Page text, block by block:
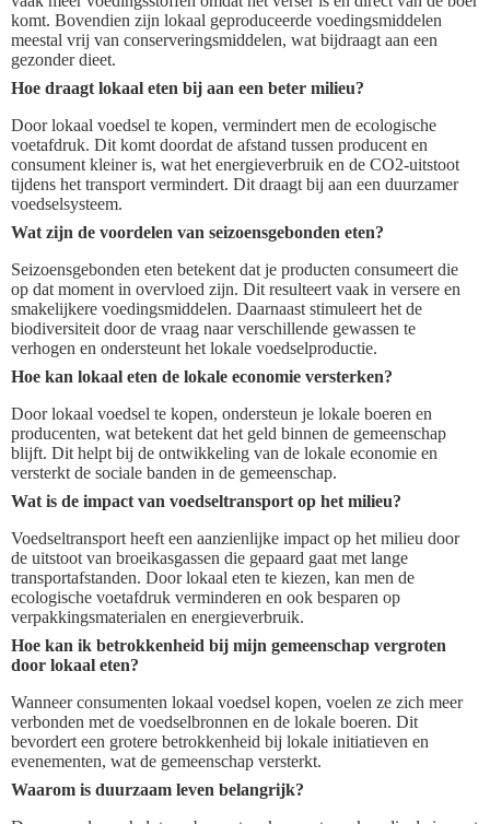
komt. Bovendien zijn lokaal geproduceerde voedingsmiddelen
meestal vrij van conserveringsmiddelen, wat bijdraagt aan een
gezonder dieet.
Hoe draagt lokaal eten bij aan een beter milieu?
Door lokaal voedsel te kopen, vermindert men de ecologische
voetafdruk. Dit komt doordat de afstand tussen producent en
consument kleiner is, wat het energieverbruik en de CO2-uitstoot
tijdens het transport vermindert. Dit draagt bij aan een duurzamer
voedselsysteem.
Wat zijn de voordelen van seizoensgebonden eten?
Seizoensgebonden eten betekent dat je producten consumeert die
op dat moment in overvloed zijn. Dit resulteert vaak in versere en
smakelijkere voedingsmiddelen. Daarnaast stimuleert het de
biodiversiteit door de vraag naar verschillende gewassen te
verhogen en ondersteunt het lokale voedselproductie.
Hoe kan lokaal eten de lokale economie versterken?
Door lokaal voedsel te kopen, ondersteun je lokale boeren en
producenten, wat betekent dat het geld binnen de gemeenschap
blijft. Dit helpt bij de ontwikkeling van de lokale economie en
versterkt de sociale banden in de gemeenschap.
Wat is de impact van voedseltransport op het milieu?
Voedseltransport heeft een aanzienlijke impact op het milieu door
de uitstoot van broeikasgassen die gepaard gaat met lange
transportafstanden. Door lokaal eten te kiezen, kan men de
ecologische voetafdruk verminderen en ook besparen op
verpakkingsmaterialen en energieverbruik.
Hoe kan ik betrokkenheid bij mijn gemeenschap vergroten
door lokaal eten?
Wanneer consumenten lokaal voedsel kopen, voelen ze zich meer
verbonden met de voedselbronnen en de lokale boeren. Dit
bevordert een grotere betrokkenheid bij lokale initiatieven en
evenementen, wat de gemeenschap versterkt.
Waarom is duurzaam leven belangrijk?